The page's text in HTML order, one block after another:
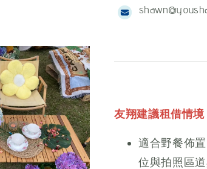
友翔建議租借情境
適合野餐佈
位與拍照區道